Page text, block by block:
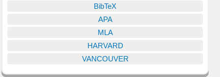
BibTeX
APA
MLA
HARVARD
VANCOUVER